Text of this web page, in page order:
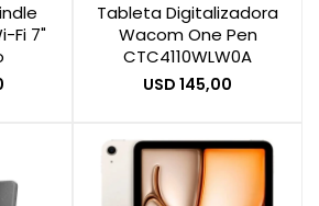
Fi 7"
Tableta Digitalizadora
Wacom One Pen
CTC4110WLW0A
USD 145,00